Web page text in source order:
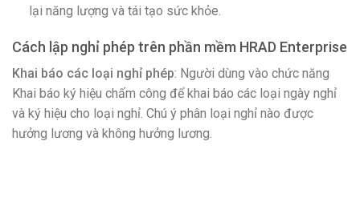
lại năng lượng và tái tạo sức khỏe.
Cách lập nghỉ phép trên phần mềm HRAD Enterprise
Khai báo các loại nghỉ phép: Người dùng vào chức năng
Khai báo ký hiệu chấm công để khai báo các loại ngày nghỉ
và ký hiệu cho loại nghỉ. Chú ý phân loại nghỉ nào được
hưởng lương và không hưởng lương.